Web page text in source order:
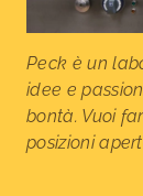
Peck è un
idee e
bontà. Vuoi
posizioni